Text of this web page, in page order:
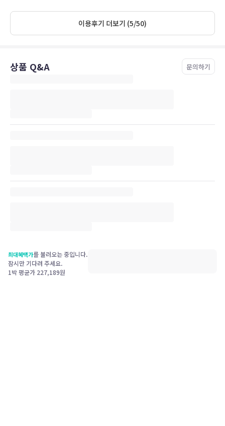
이용후기 더보기 (5/50)
상품 Q&A 문의하기
최대혜택가를 불러오는 중입니다.
잠시만 기다려 주세요.
1박 평균가 227,189원